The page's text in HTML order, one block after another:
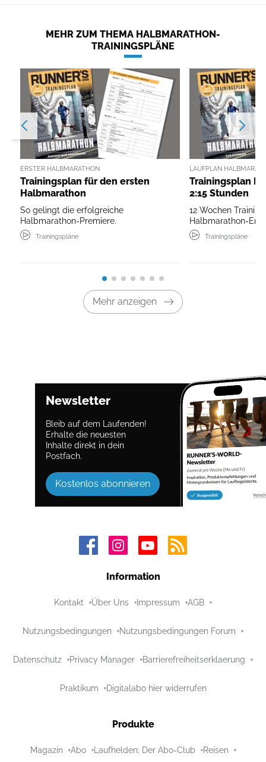
MEHR ZUM THEMA HALBMARATHON-
TRAININGSPLÄNE
ERSTER HALBMARATHON
Trainingsplan für den ersten
Halbmarathon
So gelingt die erfolgreiche
Halbmarathon-Premiere.
Trainingspläne
LAUFPLAN
Trainingsplan
2:15 Stunden
12 Wochen
Halbmarathon-
Trainingspläne
Mehr anzeigen
Newsletter
Bleib auf dem Laufenden!
Erhalte die neuesten
Inhalte direkt in dein
Postfach.
Kostenlos abonnieren
Information
Kontakt Über Uns Impressum AGB
Nutzungsbedingungen Nutzungsbedingungen Forum
Datenschutz Privacy Manager Barrierefreiheitserklaerung
Praktikum Digitalabo hier widerrufen
Produkte
Magazin Abo Laufhelden: Der Abo-Club Reisen